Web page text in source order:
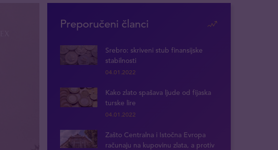
Preporučeni članci
Srebro: skriveni stub finansijske
stabilnosti
04.01.2022
Kako zlato spašava ljude od fijaska
turske lire
04.01.2022
Zašto Centralna i Istočna Evropa
računaju na kupovinu zlata, a protiv